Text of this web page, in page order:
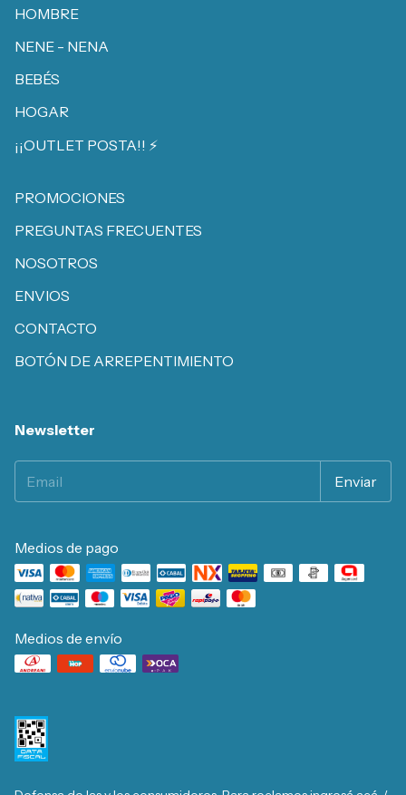
HOMBRE
NENE - NENA
BEBÉS
HOGAR
¡¡OUTLET POSTA!! ⚡️
PROMOCIONES
PREGUNTAS FRECUENTES
NOSOTROS
ENVIOS
CONTACTO
BOTÓN DE ARREPENTIMIENTO
Newsletter
Medios de pago
Medios de envío